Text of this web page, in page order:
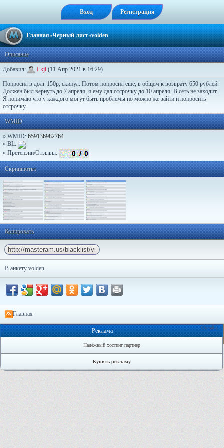
Вход Регистрация
Главная»Черный лист»volden
Описание
Добавил: Lkji (11 Апр 2021 в 16:29)
Попросил в долг 150р, скинул. Потом попросил ещё, в общем к возврату 650 рублей.
Должен был вернуть до 7 апреля, я ему дал отсрочку до 10 апреля. В сеть не заходит.
Я понимаю что у каждого могут быть проблемы но можно же зайти и попросить
отсрочку.
WMID
» WMID: 659136982764
» BL:
» Претензии/Отзывы:
Скриншоты:
Копировать
В анкету volden
Главная
Онлайн: 1
Реклама
Надёжный хостинг партнер
Купить рекламу